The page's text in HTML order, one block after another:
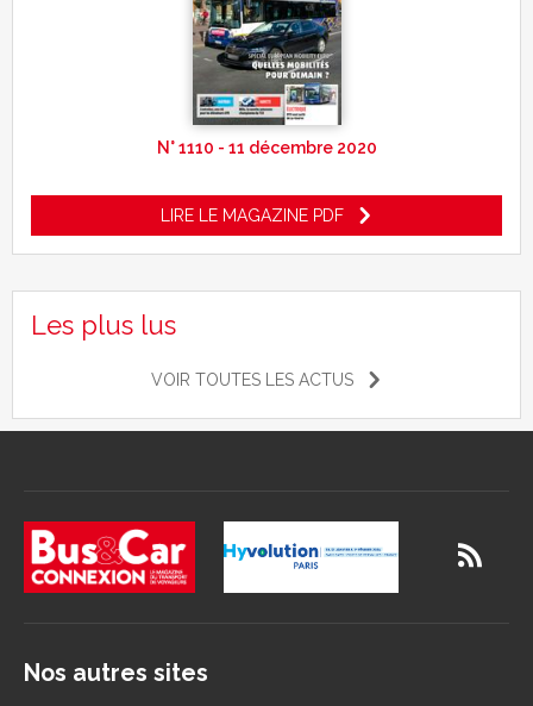
N° 1110 - 11 décembre 2020
LIRE LE MAGAZINE PDF
Les plus lus
VOIR TOUTES LES ACTUS
Nos autres sites